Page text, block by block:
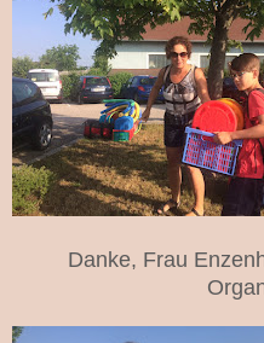
Danke, Frau